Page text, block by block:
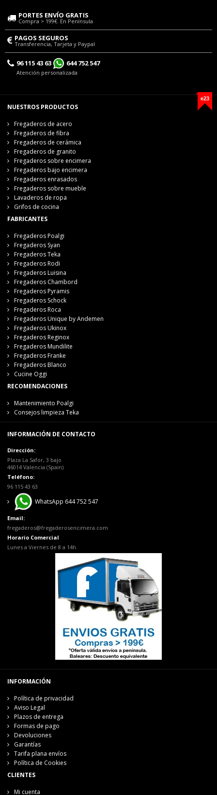
PORTES ENVÍO GRATIS
Compra > 199€. En Península
PAGOS SEGUROS
Transferencia, Tarjeta y Paypal
96 115 43 63 644 752 547
Atención personalizada
e23
NUESTROS PRODUCTOS
Fregaderos de acero
Fregaderos de fibra
Fregaderos de cerámica
Fregaderos de granito
Fregaderos sobre encimera
Fregaderos bajo encimera
Fregaderos enrasados
Fregaderos sobre mueble
Lavaderos de ropa
Grifos de cocina
FABRICANTES
Fregaderos Poalgi
Fregaderos Syan
Fregaderos Teka
Fregaderos Rodi
Fregaderos Luisina
Fregaderos Chambord
Fregaderos Pyramis
Fregaderos Schock
Fregaderos Roca
Fregaderos Unique by Andemen
Fregaderos Ukinox
Fregaderos Reginox
Fregaderos Mundilite
Fregaderos Franke
Fregaderos Blanco
Cucine Oggi
RECOMENDACIONES
Mantenimiento Poalgi
Consejos limpieza Teka
INFORMACIÓN DE CONTACTO
Dirección:
Plaza La Safor, 3 bajo
46014 Valencia (Spain)
Teléfono:
96 115 43 63
WhatsApp 644 752 547
Email:
fregaderos@fregaderosencimera.com
Horario Comercial
Lunes a Viernes de 8 a 14h.
INFORMACIÓN
Política de privacidad
Aviso Legal
Plazos de entrega
Formas de pago
Devoluciones
Garantías
Tarifa plana envíos
Política de Cookies
CLIENTES
Mi cuenta